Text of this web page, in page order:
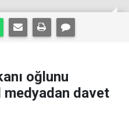
oğlunu
davet